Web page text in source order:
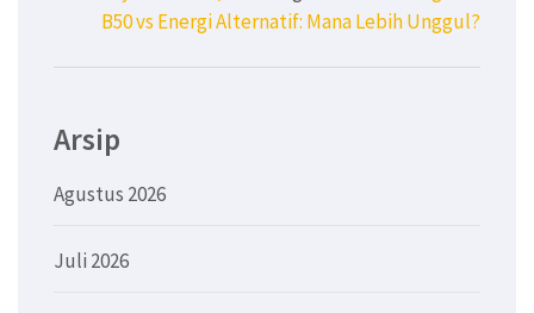
B50 vs Energi Alternatif: Mana Lebih Unggul?
Arsip
Agustus 2026
Juli 2026